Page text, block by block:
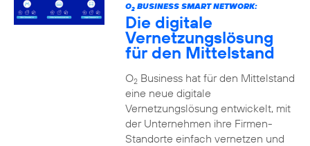
O2BUSINESS SMART NETWORK:
Die digitale
Vernetzungslösung
für den Mittelstand
O2Business hat für den Mittelstand
eine neue digitale
Vernetzungslösung entwickelt, mit
der Unternehmen ihre Firmen-
Standorte einfach vernetzen und